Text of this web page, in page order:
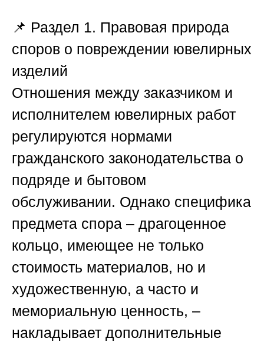
📌 Раздел 1. Правовая природа
споров о повреждении ювелирных
изделий
Отношения между заказчиком и
исполнителем ювелирных работ
регулируются нормами
гражданского законодательства о
подряде и бытовом
обслуживании. Однако специфика
предмета спора – драгоценное
кольцо, имеющее не только
стоимость материалов, но и
художественную, а часто и
мемориальную ценность, –
накладывает дополнительные